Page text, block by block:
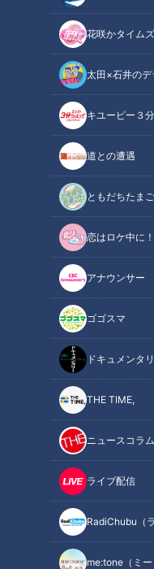
花咲かタイムズ
太田×石井のデ
キユーピー３
道との遭遇
ともだちたまご
恋はロケ中に！
アナウンサー
ゴゴスマ
ドキュメンタ
THE TIME,
ニュースコラム
ライブ配信
RadiChubu（
me:tone（ミー
CBCテレビ『チャント！』
チャント！
中村彩賀の
東海地方の注目エリア
ンサー(以下、中村アナ)
10000歩お宝さがし」。
今回は、ゴールデンウィ
がしを敢行！感動の人・
介します。
感動スポット① 甘そ
感動スポット② 「ス
のカフェ
感動スポット③ 日本
オススメ関連コンテン